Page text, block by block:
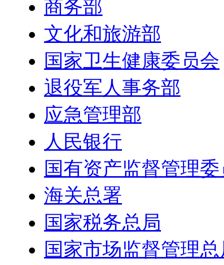
商务部
文化和旅游部
国家卫生健康委员会
退役军人事务部
应急管理部
人民银行
国有资产监督管理
海关总署
国家税务总局
国家市场监督管理